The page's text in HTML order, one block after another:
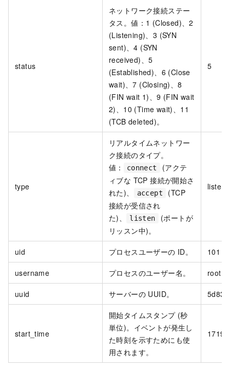
status
ネットワーク接続ステー
タス。値：1 (Closed)、2
(Listening)、3 (SYN
sent)、4 (SYN
received)、5
(Established)、6 (Close
wait)、7 (Closing)、8
(FIN wait 1)、9 (FIN wait
2)、10 (Time wait)、11
(TCB deleted)。
5
type
リアルタイムネットワー
ク接続のタイプ。
値：
connect
(アクテ
ィブな TCP 接続が開始さ
れた)、
accept
(TCP
接続が受信され
た)、
listen
(ポートが
リッスン中)。
listen
uid プロセスユーザーの ID。 101
username プロセスのユーザー名。 root
uuid サーバーの UUID。
start_time
開始タイムスタンプ (秒
単位)。イベントが発生し
た時刻を示すためにも使
用されます。